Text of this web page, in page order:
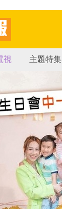
視 主題特集